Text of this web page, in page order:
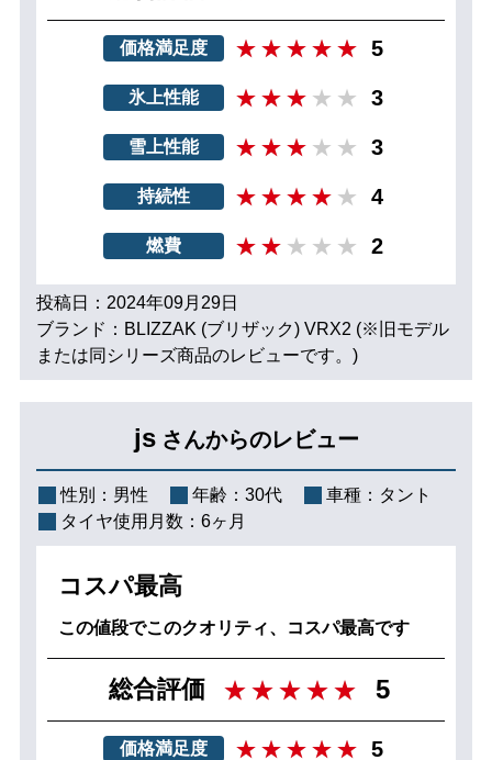
価格満足度 5
氷上性能 3
雪上性能 3
持続性 4
燃費 2
投稿日：2024年09月29日
ブランド：BLIZZAK (ブリザック) VRX2 (※旧モデル
または同シリーズ商品のレビューです。)
js さんからのレビュー
性別： 男性 年齢： 30代 車種： タント
タイヤ使用月数： 6ヶ月
コスパ最高
この値段でこのクオリティ、コスパ最高です
総合評価 5
価格満足度 5